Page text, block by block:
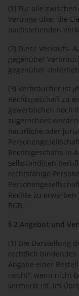
(1) Für alle
Verträge über die
nachstehenden
(2) Diese Verkaufs-
gegenüber
gegenüber
(3) Verbraucher ist
Rechtsgeschäft zu
gewerblichen noch
zugerechnet
natürliche oder
Rechtsgeschäfts in
selbständigen
rechtsfähige
Rechte zu
BGB.
§ 2 Angebot und
(1) Die Darstellung
rechtlich bindendes
Abgabe einer
reicht“, wenn nicht
vermerkt ist. Im